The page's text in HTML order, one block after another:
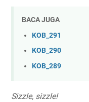
BACA JUGA
KOB_291
KOB_290
KOB_289
Sizzle, sizzle!